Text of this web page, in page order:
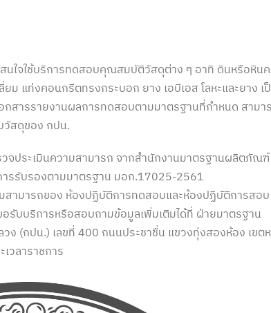
ใจใช้บริการทดสอบคุณสมบัติวัสดุต่าง ๆ อาทิ ดินหรือหิน
แท่งคอนกรีตทรงกระบอก ยาง เอบีเอส โลหะและยาง เ
สารรายงานผลการทดสอบตามมาตรฐานที่กำหนด สามา
สดุของ กปน.
ประเมินความสามารถ จากสำนักงานมาตรฐานผลิตภัณฑ์
รรับรองตามมาตรฐาน มอก.17025-2561
ามารถของ ห้องปฏิบัติการทดสอบและห้องปฏิบัติการสอบ
บบริการหรือสอบถามข้อมูลเพิ่มเติมได้ที่ ฝ่ายมาตรฐาน
(กปน.) เลขที่ 400 ถนนประชาชื่น แขวงทุ่งสองห้อง เขต
วลาราชการ